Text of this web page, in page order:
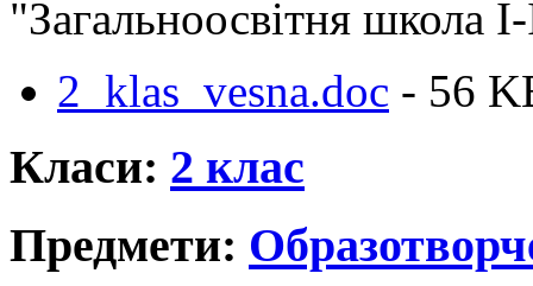
"Загальноосвітня школа
2_klas_vesna.doc - 56
Класи: 2 клас
Предмети: